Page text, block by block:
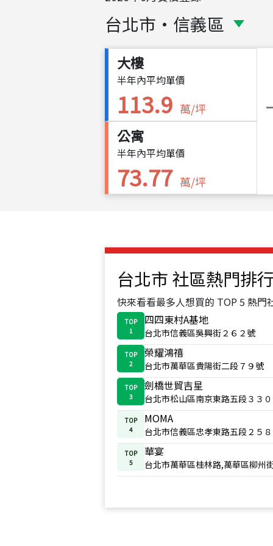
台北市 ・ 信義區
大樓
半年內平均單價
113.9 萬/坪
公寓
半年內平均單價
73.77 萬/坪
台北市 社區熱門排
快來看看最多人想買的 TOP 5 熱門
TOP
1
四四東村A基地
台北市信義區吳興街２６２號
TOP
2
榮耀鴻禧
台北市萬華區貴陽街二段７９號
TOP
3
劍橋世貿吉星
台北市松山區南京東路五段３３
TOP
4
MOMA
台北市信義區忠孝東路五段２５
TOP
5
華宴
台北市萬華區桂林路,萬華區柳州